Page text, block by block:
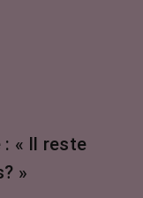
: « Il reste
»